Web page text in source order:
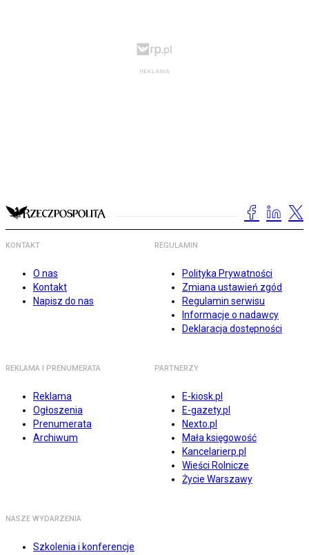
KONTAKT
O nas
Kontakt
Napisz do nas
REGULAMIN
Polityka Prywatności
Zmiana ustawień zgód
Regulamin serwisu
Informacje o nadawcy
Deklaracja dostępności
REKLAMA I PRENUMERATA
Reklama
Ogłoszenia
Prenumerata
Archiwum
PARTNERZY
E-kiosk.pl
E-gazety.pl
Nexto.pl
Mała księgowość
Kancelarierp.pl
Wieści Rolnicze
Życie Warszawy
NASZE WYDARZENIA
Szkolenia i konferencje